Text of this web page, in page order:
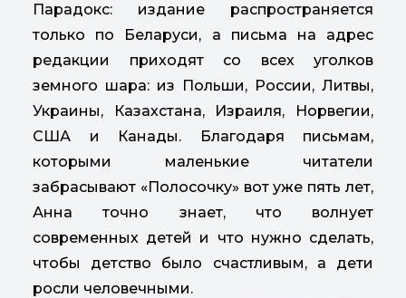
Парадокс: издание распространяется
только по Беларуси, а письма на адрес
редакции приходят со всех уголков
земного шара: из Польши, России, Литвы,
Украины, Казахстана, Израиля, Норвегии,
США и Канады. Благодаря письмам,
которыми маленькие читатели
забрасывают «Полосочку» вот уже пять лет,
Анна точно знает, что волнует
современных детей и что нужно сделать,
чтобы детство было счастливым, а дети
росли человечными.